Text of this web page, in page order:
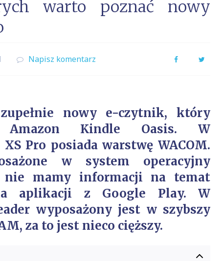
warto poznać nowy
Napisz komentarz FacebookTwitter
nowy e-czytnik, który
Amazon Kindle Oasis. W
Pro posiada warstwę WACOM.
w system operacyjny
mamy informacji na temat
aplikacji z Google Play. W
wyposażony jest w szybszy
za to jest nieco cięższy.